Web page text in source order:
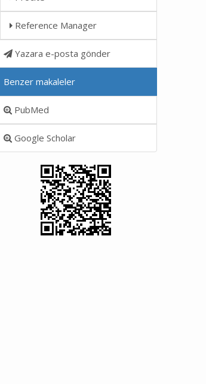
Reference Manager
Yazara e-posta gönder
Benzer makaleler
PubMed
Google Scholar